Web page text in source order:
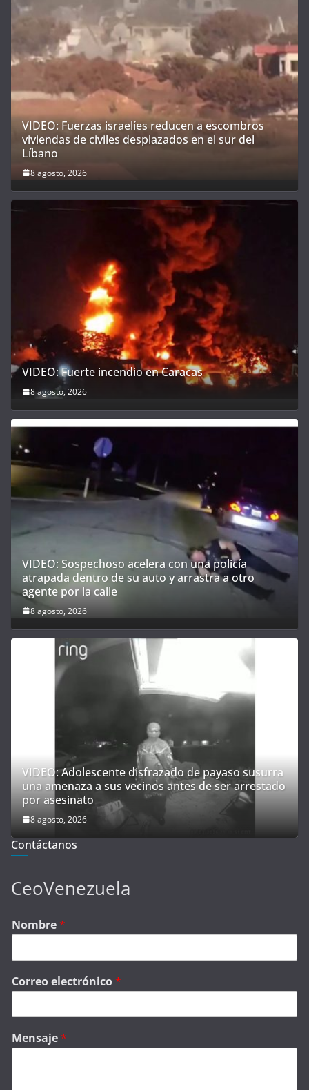
VIDEO: Fuerzas israelíes reducen a escombros
viviendas de civiles desplazados en el sur del
Líbano
8 agosto, 2026
VIDEO: Fuerte incendio en Caracas
8 agosto, 2026
VIDEO: Sospechoso acelera con una policía
atrapada dentro de su auto y arrastra a otro
agente por la calle
8 agosto, 2026
VIDEO: Adolescente disfrazado de payaso susurra
una amenaza a sus vecinos antes de ser arrestado
por asesinato
8 agosto, 2026
Contáctanos
CeoVenezuela
Nombre*
Correo electrónico*
Mensaje*